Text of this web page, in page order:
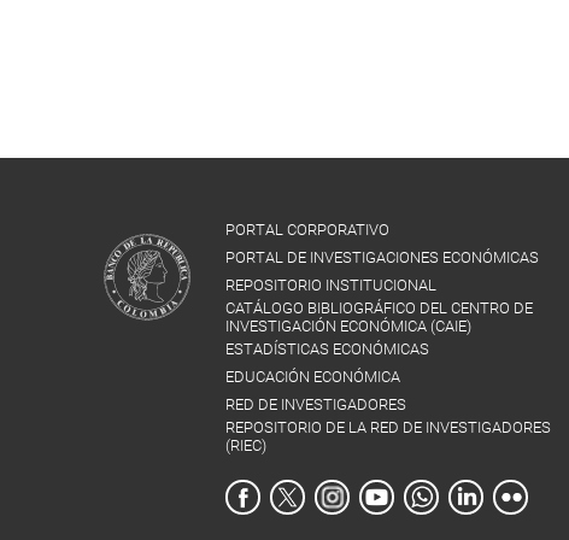
PORTAL CORPORATIVO
PORTAL DE INVESTIGACIONES ECONÓMICAS
REPOSITORIO INSTITUCIONAL
CATÁLOGO BIBLIOGRÁFICO DEL CENTRO DE
INVESTIGACIÓN ECONÓMICA (CAIE)
ESTADÍSTICAS ECONÓMICAS
EDUCACIÓN ECONÓMICA
RED DE INVESTIGADORES
REPOSITORIO DE LA RED DE INVESTIGADORES
(RIEC)